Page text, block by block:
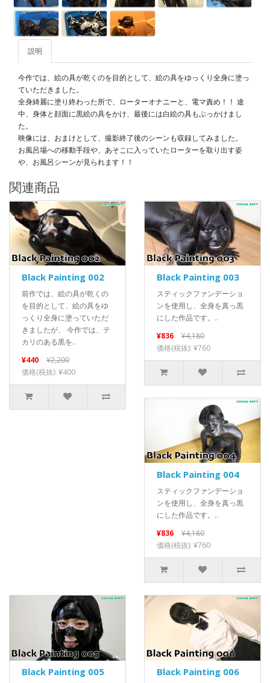
説明
今作では、絵の具が乾くのを目的として、絵の具をゆっくり全身に塗っ
ていただきました。
全身綺麗に塗り終わった所で、ローターオナニーと、電マ責め！！ 途
中、身体と顔面に黒絵の具をかけ、最後には白絵の具もぶっかけまし
た。
映像には、おまけとして、撮影終了後のシーンも収録してみました。
お風呂場への移動手段や、あそこに入っていたローターを取り出す姿
や、お風呂シーンが見られます！！
関連商品
Black Painting 002
前作では、絵の具が乾くの
を目的として、絵の具をゆ
っくり全身に塗っていただ
きましたが、 今作では、テ
カリのある黒を..
¥440
¥2,200
価格(税抜): ¥400
Black Painting 003
スティックファンデーショ
ンを使用し、全身を真っ黒
にした作品です。..
¥836
¥4,180
価格(税抜): ¥760
Black Painting 004
スティックファンデーショ
ンを使用し、全身を真っ黒
にした作品です。..
¥836
¥4,180
価格(税抜): ¥760
Black Painting 005 Black Painting 006